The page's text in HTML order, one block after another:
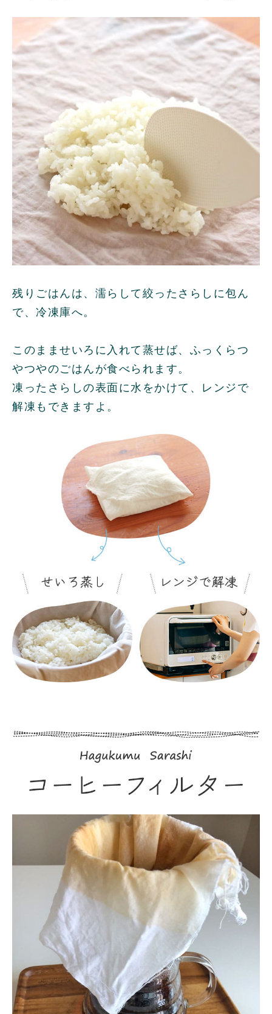
残りごはんは、濡らして絞ったさらしに包ん
で、冷凍庫へ。
このまませいろに入れて蒸せば、ふっくらつ
やつやのごはんが食べられます。
凍ったさらしの表面に水をかけて、レンジで
解凍もできますよ。